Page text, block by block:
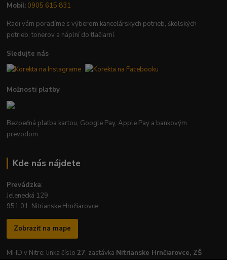
Mobil: 0905 615 831
Radi vám poradíme s výberom kancelárskych potrieb, školských
potrieb, tonerov a náplní do tlačiarní.
Sledujte nás
Možnosti platby
Bezpečná platba kartou, Google Pay, Apple Pay a bankovým
prevodom.
Kde nás nájdete
Prevádzka:
Jelenecká 129
951 01, Nitrianske Hrnčiarovce
Zobraziť na mape
MHD v Nitre: linka číslo 27, zastávka Nitrianske Hrnčiarovce, ZŠ